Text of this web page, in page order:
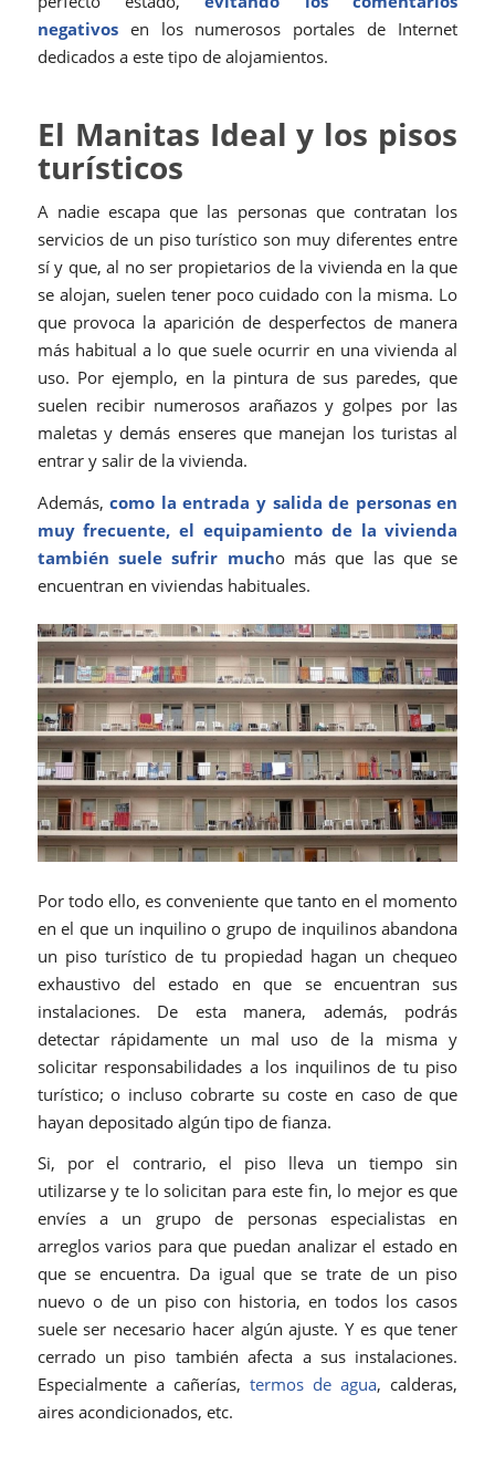
negativosen los numerosos portales de Internet
dedicados a este tipo de alojamientos.
El Manitas Ideal y los pisos
turísticos
A nadie escapa que las personas que contratan los
servicios de un piso turístico son muy diferentes entre
sí y que, al no ser propietarios de la vivienda en la que
se alojan, suelen tener poco cuidado con la misma. Lo
que provoca la aparición de desperfectos de manera
más habitual a lo que suele ocurrir en una vivienda al
uso. Por ejemplo, en la pintura de sus paredes, que
suelen recibir numerosos arañazos y golpes por las
maletas y demás enseres que manejan los turistas al
entrar y salir de la vivienda.
Además,como la entrada y salida de personas en
muy frecuente, el equipamiento de la vivienda
también suele sufrir mucho más que las que se
encuentran en viviendas habituales.
Por todo ello, es conveniente que tanto en el momento
en el que un inquilino o grupo de inquilinos abandona
un piso turístico de tu propiedad hagan un chequeo
exhaustivo del estado en que se encuentran sus
instalaciones. De esta manera, además, podrás
detectar rápidamente un mal uso de la misma y
solicitar responsabilidades a los inquilinos de tu piso
turístico; o incluso cobrarte su coste en caso de que
hayan depositado algún tipo de fianza.
Si, por el contrario, el piso lleva un tiempo sin
utilizarse y te lo solicitan para este fin, lo mejor es que
envíes a un grupo de personas especialistas en
arreglos varios para que puedan analizar el estado en
que se encuentra. Da igual que se trate de un piso
nuevo o de un piso con historia, en todos los casos
suele ser necesario hacer algún ajuste. Y es que tener
cerrado un piso también afecta a sus instalaciones.
Especialmente a cañerías, termos de agua, calderas,
aires acondicionados, etc.